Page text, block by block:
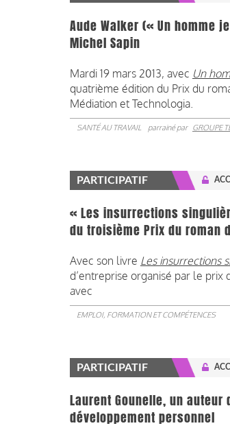
Aude Walker (« Un homme
Michel Sapin
Mardi 19 mars 2013, avec Un
quatrième édition du Prix du
Médiation et Technologia.
SANTÉ AU TRAVAIL parrainé par GROUPE
PARTICIPATIF
« Les insurrections
du troisième Prix du roman
Avec son livre Les insurrections
d’entreprise organisé par le
avec
EMPLOI, FORMATION ET COMPÉTENCES
PARTICIPATIF
Laurent Gounelle, un
développement personnel